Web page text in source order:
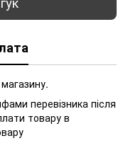
перевізника після
товару в